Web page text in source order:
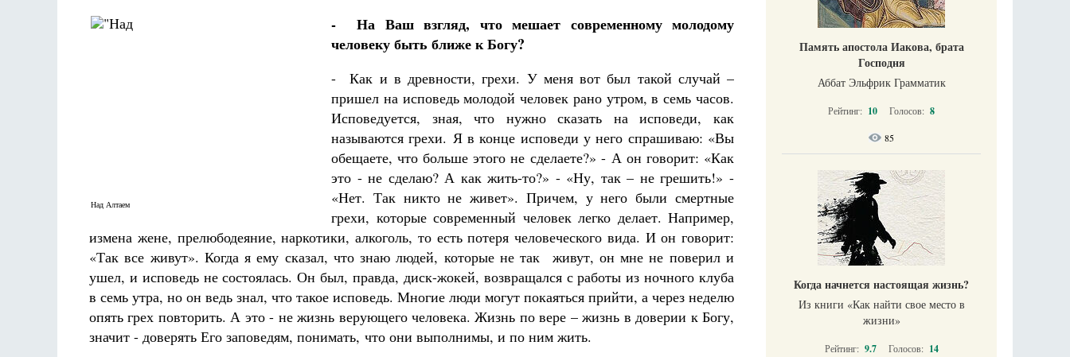
Над Алтаем
- На Ваш взгляд, что мешает современному молодому
человеку быть ближе к Богу?
- Как и в древности, грехи. У меня вот был такой случай –
пришел на исповедь молодой человек рано утром, в семь часов.
Исповедуется, зная, что нужно сказать на исповеди, как
называются грехи. Я в конце исповеди у него спрашиваю: «Вы
обещаете, что больше этого не сделаете?» - А он говорит: «Как
это - не сделаю? А как жить-то?» - «Ну, так – не грешить!» -
«Нет. Так никто не живет». Причем, у него были смертные
грехи, которые современный человек легко делает. Например,
измена жене, прелюбодеяние, наркотики, алкоголь, то есть потеря человеческого вида. И он говорит:
«Так все живут». Когда я ему сказал, что знаю людей, которые не так живут, он мне не поверил и
ушел, и исповедь не состоялась. Он был, правда, диск-жокей, возвращался с работы из ночного клуба
в семь утра, но он ведь знал, что такое исповедь. Многие люди могут покаяться прийти, а через неделю
опять грех повторить. А это - не жизнь верующего человека. Жизнь по вере – жизнь в доверии к Богу,
значит - доверять Его заповедям, понимать, что они выполнимы, и по ним жить.
Память апостола Иакова, брата
Господня
Аббат Эльфрик Грамматик
Рейтинг: 10 Голосов: 8
85
Когда начнется настоящая жизнь?
Из книги «Как найти свое место в
жизни​»
Рейтинг: 9.7 Голосов: 14